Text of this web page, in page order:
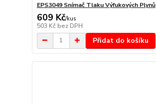
EPS3049 Snímač Tlaku Výfukových Plynů
609 Kč/kus
503 Kč bez DPH
Přidat do košíku